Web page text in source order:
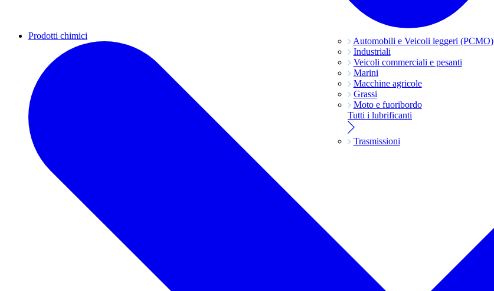
Automobili e Veicoli leggeri (PCMO)
Industriali
Veicoli commerciali e pesanti
Marini
Macchine agricole
Grassi
Moto e fuoribordo
Tutti i lubrificanti
Trasmissioni
Prodotti chimici